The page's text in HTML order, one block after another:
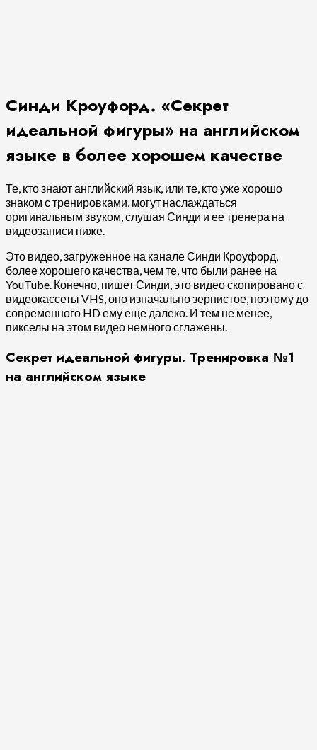
Синди Кроуфорд. «Секрет
идеальной фигуры» на английском
языке в более хорошем качестве
Те, кто знают английский язык, или те, кто уже хорошо
знаком с тренировками, могут наслаждаться
оригинальным звуком, слушая Синди и ее тренера на
видеозаписи ниже.
Это видео, загруженное на канале Синди Кроуфорд,
более хорошего качества, чем те, что были ранее на
YouTube. Конечно, пишет Синди, это видео скопировано с
видеокассеты VHS, оно изначально зернистое, поэтому до
современного HD ему еще далеко. И тем не менее,
пикселы на этом видео немного сглажены.
Секрет идеальной фигуры. Тренировка №1
на английском языке